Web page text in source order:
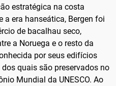
estratégica na costa
a era hanseática, Bergen foi
de bacalhau seco,
a Noruega e o resto da
por seus edifícios
quais são preservados no
Mundial da UNESCO. Ao